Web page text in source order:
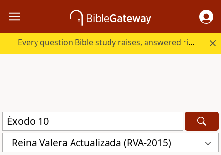
Every question Bible study raises, answered right here.
Reina Valera Actualizada (RVA-2015)